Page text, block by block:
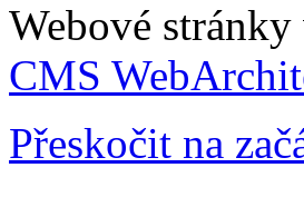
Webové
CMS
Přeskočit na